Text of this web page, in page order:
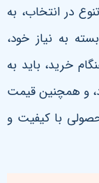
در انتخاب، به
به نیاز خود،
خرید، باید به
و همچنین قیمت
با کیفیت و